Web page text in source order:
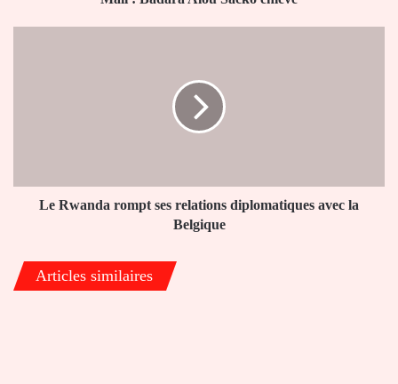
Belgique
Le Rwanda rompt ses relations diplomatiques avec la
Belgique
Articles similaires